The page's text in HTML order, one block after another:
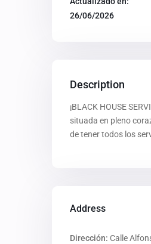
26/06/2026
Description
¡BLACK HOUSE
situada en pleno
de tener todos los
Address
Dirección: Calle